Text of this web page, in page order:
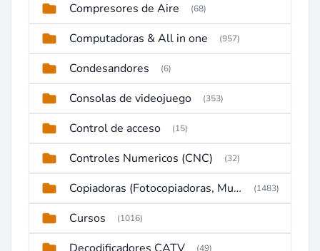
Compresores de Aire (68)
Computadoras & All in one (957)
Condesandores (6)
Consolas de videojuego (353)
Control de acceso (15)
Controles Numericos (CNC) (32)
Copiadoras (Fotocopiadoras, Multifunctions, Ploter, etc) (1483)
Cursos (1016)
(49)